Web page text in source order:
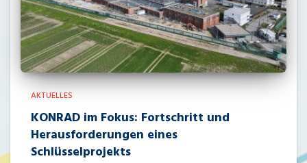
AKTUELLES
KONRAD im Fokus: Fortschritt und
Herausforderungen eines
Schlüsselprojekts